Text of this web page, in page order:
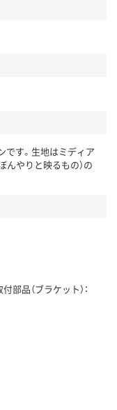
です。生地はミディア
んやりと映るもの）の
部品（ブラケット）：